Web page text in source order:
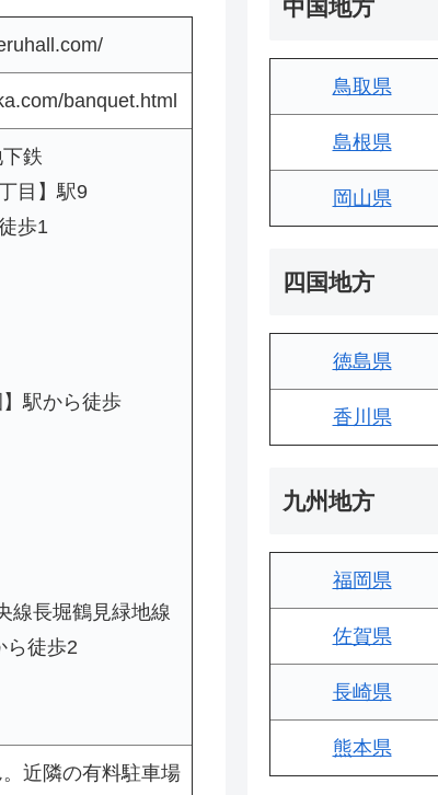
banquet.html
鉄
目】駅9
歩1
駅から徒歩
線長堀鶴見緑地線
ら徒歩2
近隣の有料駐車場
中国地方
鳥取県
島根県
岡山県
四国地方
徳島県
香川県
九州地方
福岡県
佐賀県
長崎県
熊本県